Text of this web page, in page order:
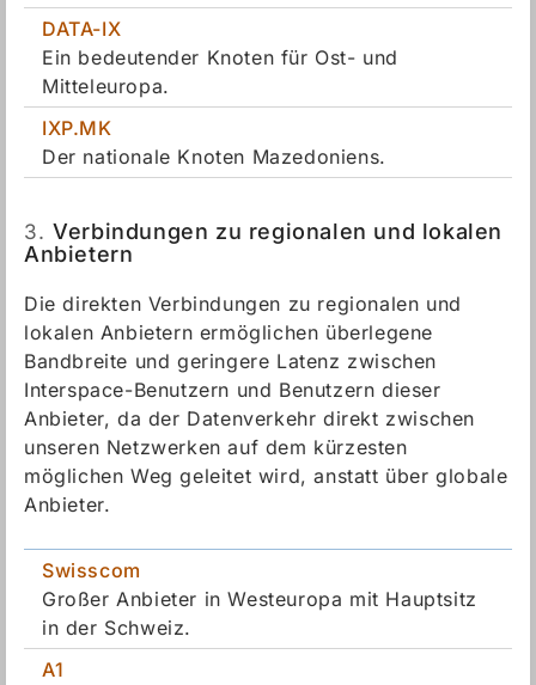
DATA-IX
Ein bedeutender Knoten für Ost- und
Mitteleuropa.
IXP.MK
Der nationale Knoten Mazedoniens.
3. Verbindungen zu regionalen und lokalen
Anbietern
Die direkten Verbindungen zu regionalen und
lokalen Anbietern ermöglichen überlegene
Bandbreite und geringere Latenz zwischen
Interspace-Benutzern und Benutzern dieser
Anbieter, da der Datenverkehr direkt zwischen
unseren Netzwerken auf dem kürzesten
möglichen Weg geleitet wird, anstatt über globale
Anbieter.
Swisscom
Großer Anbieter in Westeuropa mit Hauptsitz
in der Schweiz.
A1